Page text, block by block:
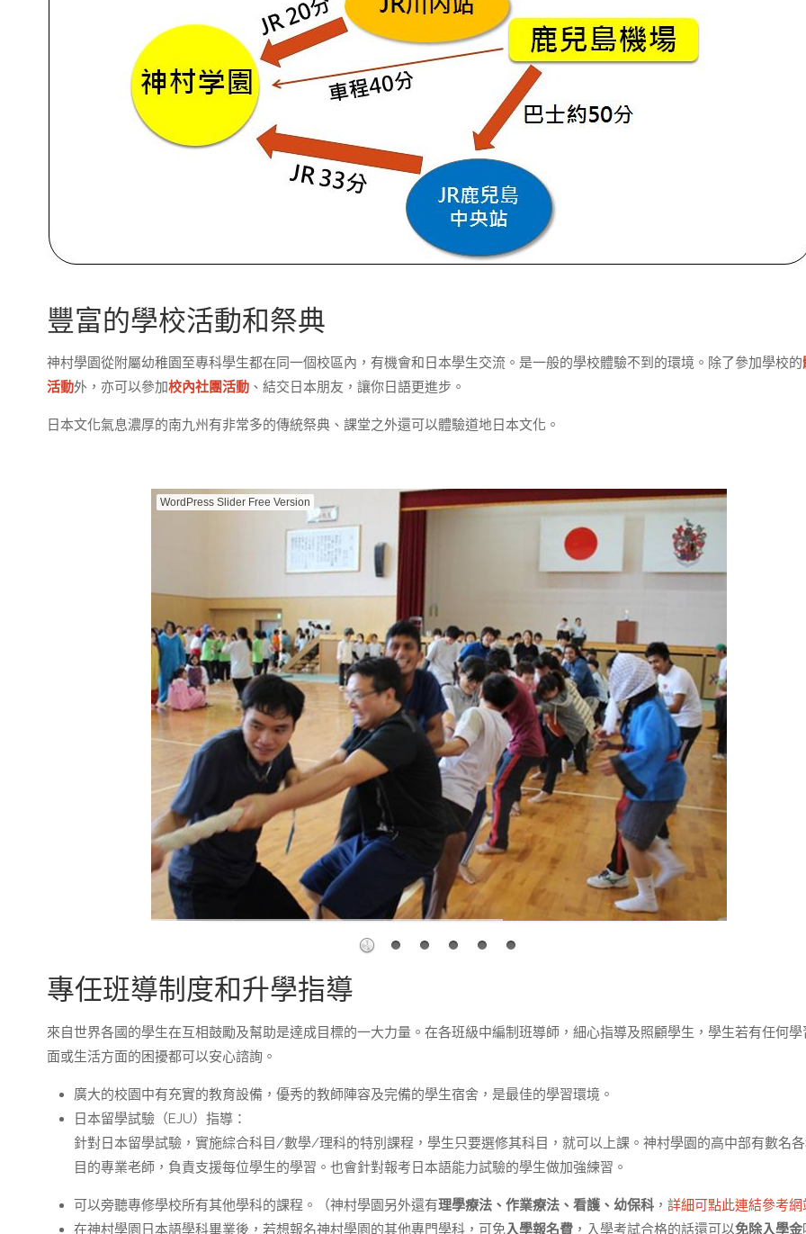
豐富的學校活動和祭典
神村學園從附屬幼稚園至專科學生都在同一個校區內，有機會和日本學生交流。是一般的學校體驗不到的環境。除了參加學校的
活動外，亦可以參加校內社團活動 、結交日本朋友，讓你日語更進步。
日本文化氣息濃厚的南九州有非常多的傳統祭典、課堂之外還可以體驗道地日本文化。
WordPress Slider Free Version
專任班導制度和升學指導
來自世界各國的學生在互相鼓勵及幫助是達成目標的一大力量。在各班級中編制班導師，細心指導及照顧學生，學生若有任何學
面或生活方面的困擾都可以安心諮詢。
廣大的校園中有充實的教育設備，優秀的教師陣容及完備的學生宿舍，是最佳的學習環境。
日本留學試驗（EJU）指導：
針對日本留學試驗，實施綜合科目/數學/理科的特別課程，學生只要選修其科目，就可以上課。神村學園的高中部有數名
目的專業老師，負責支援每位學生的學習。也會針對報考日本語能力試驗的學生做加強練習。
可以旁聽專修學校所有其他學科的課程。（神村學園另外還有理學療法、作業療法、看護、幼保科 ， 詳細可點此連結參考網
在神村學園日本語學科畢業後，若想報名神村學園的其他專門學科，可免入學報名費 ，入學考試合格的話還可以免除入學金